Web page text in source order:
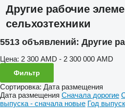
Другие рабочие
сельхозтехники
5513 объявлений: Другие
Цена: 2 300 AMD - 2 300 000 AMD
Фильтр
Сортировка: Дата размещения
Дата размещения Сначала дорогие
выпуска - сначала новые Год